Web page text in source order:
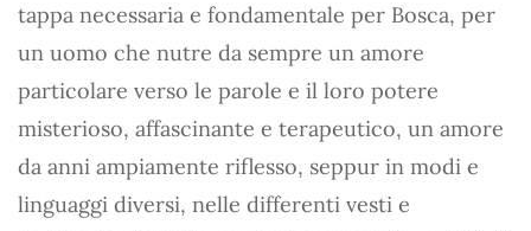
tappa necessaria e fondamentale per Bosca, per
un uomo che nutre da sempre un amore
particolare verso le parole e il loro potere
misterioso, affascinante e terapeutico, un amore
da anni ampiamente riflesso, seppur in modi e
linguaggi diversi, nelle differenti vesti e